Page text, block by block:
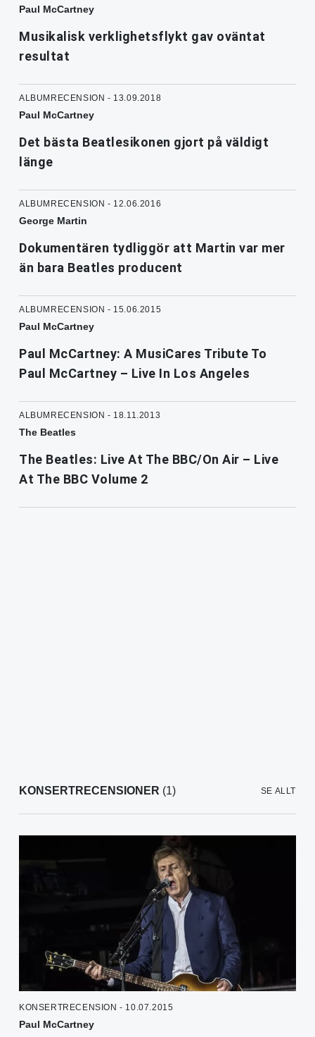
Paul McCartney
Musikalisk verklighetsflykt gav oväntat
resultat
ALBUMRECENSION - 13.09.2018
Paul McCartney
Det bästa Beatlesikonen gjort på väldigt
länge
ALBUMRECENSION - 12.06.2016
George Martin
Dokumentären tydliggör att Martin var mer
än bara Beatles producent
ALBUMRECENSION - 15.06.2015
Paul McCartney
Paul McCartney: A MusiCares Tribute To
Paul McCartney – Live In Los Angeles
ALBUMRECENSION - 18.11.2013
The Beatles
The Beatles: Live At The BBC/On Air – Live
At The BBC Volume 2
KONSERTRECENSIONER (1) SE ALLT
KONSERTRECENSION - 10.07.2015
Paul McCartney